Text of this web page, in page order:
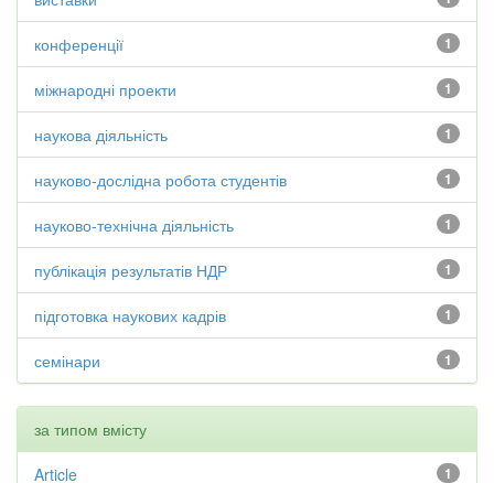
1
конференції
1
міжнародні проекти
1
наукова діяльність
1
науково-дослідна робота студентів
1
науково-технічна діяльність
1
публікація результатів НДР
1
підготовка наукових кадрів
1
семінари
за типом вмісту
1
Article